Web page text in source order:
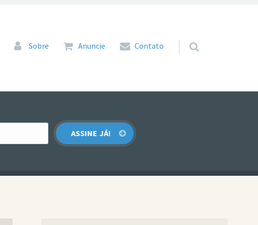
Pular para o conteúdo
Sobre Anuncie Contato